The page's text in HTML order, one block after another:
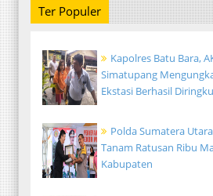
Ter Populer
Kapolres Batu Bara,
Simatupang
Ekstasi Berhasil
Polda Sumatera
Tanam Ratusan Ribu
Kabupaten